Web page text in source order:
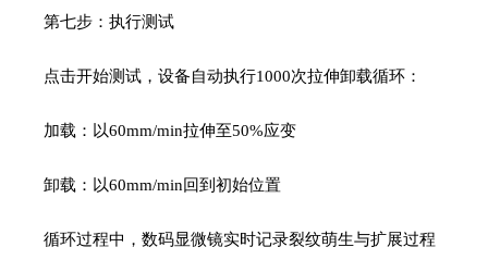
第七步：执行测试
点击开始测试，设备自动执行1000次拉伸卸载循环：
加载：以60mm/min拉伸至50%应变
卸载：以60mm/min回到初始位置
循环过程中，数码显微镜实时记录裂纹萌生与扩展过程